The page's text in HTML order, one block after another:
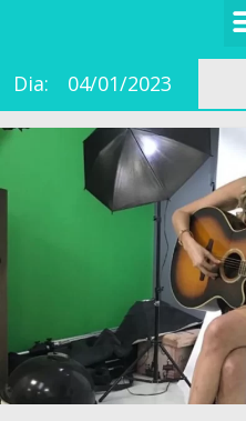
Dia: 04/01/2023